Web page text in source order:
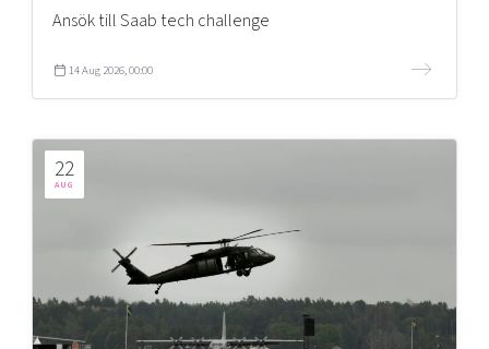
Ansök till Saab tech challenge
14 Aug 2026, 00:00
22
AUG